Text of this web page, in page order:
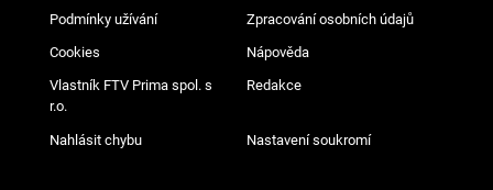
Podmínky užívání Zpracování osobních údajů
Cookies Nápověda
Vlastník FTV Prima spol. s
r.o.
Redakce
Nahlásit chybu Nastavení soukromí